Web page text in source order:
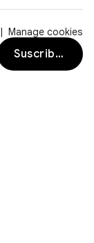
Manage cookies
Suscribirse